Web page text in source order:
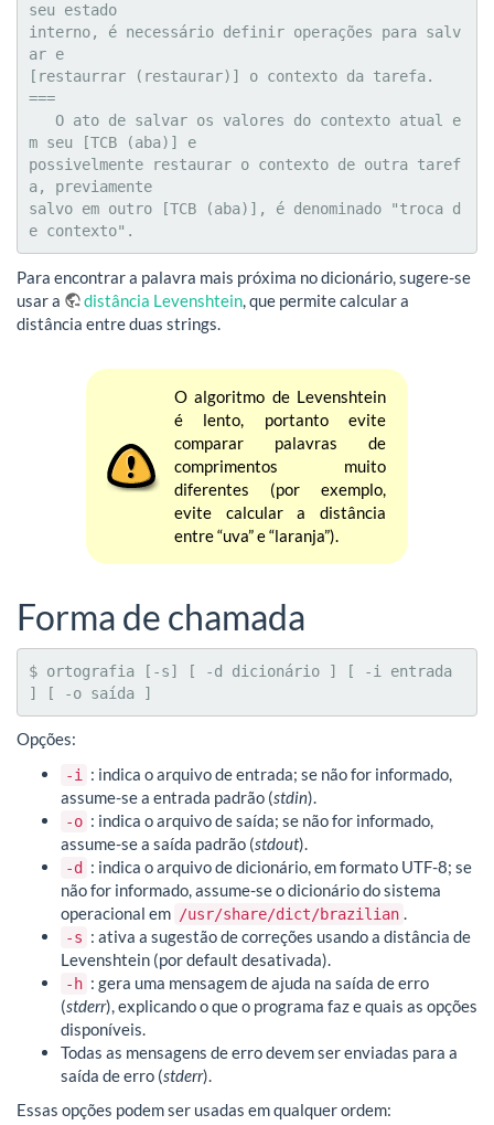
seu estado
interno, é necessário definir operações para salv
ar e
[restaurrar (restaurar)] o contexto da tarefa.
===
m seu [TCB (aba)] e
possivelmente restaurar o contexto de outra taref
a, previamente
salvo em outro [TCB (aba)], é denominado "troca d
e contexto".
Para encontrar a palavra mais próxima no dicionário, sugere-se
usar a
distância Levenshtein, que permite calcular a
distância entre duas strings.
O algoritmo de Levenshtein
é lento, portanto evite
comparar palavras de
comprimentos muito
diferentes (por exemplo,
evite calcular a distância
entre “uva” e “laranja”).
Forma de chamada
$ ortografia [-s] [ -d dicionário ] [ -i entrada
] [ -o saída ]
Opções:
-i
: indica o arquivo de entrada; se não for informado,
assume-se a entrada padrão (stdin).
-o : indica o arquivo de saída; se não for informado,
assume-se a saída padrão (stdout).
-d
: indica o arquivo de dicionário, em formato UTF-8; se
não for informado, assume-se o dicionário do sistema
operacional em /usr/share/dict/brazilian .
-s : ativa a sugestão de correções usando a distância de
Levenshtein (por default desativada).
-h : gera uma mensagem de ajuda na saída de erro
(stderr), explicando o que o programa faz e quais as opções
disponíveis.
Todas as mensagens de erro devem ser enviadas para a
saída de erro (stderr).
Essas opções podem ser usadas em qualquer ordem: